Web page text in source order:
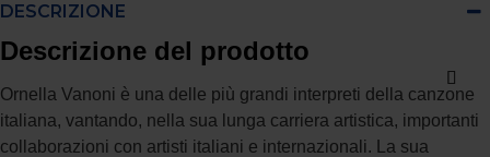
DESCRIZIONE
Descrizione del prodotto
Ornella Vanoni è una delle più grandi interpreti della canzone
italiana, vantando, nella sua lunga carriera artistica, importanti
collaborazioni con artisti italiani e internazionali. La sua